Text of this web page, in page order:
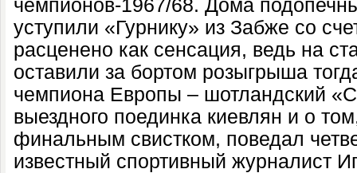
чемпионов-1967/68. Дома
уступили «Гурнику» из Забже со
расценено как сенсация, ведь на
оставили за бортом розыгрыша
чемпиона Европы – шотландский
выездного поединка киевлян и о
финальным свистком, поведал
известный спортивный журналист